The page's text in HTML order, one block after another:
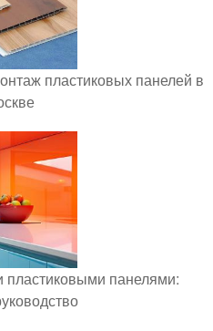
пластиковых панелей в
пластиковыми панелями: